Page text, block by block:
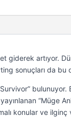
giderek artıyor.
sonuçları da bu
“Müge
konular ve